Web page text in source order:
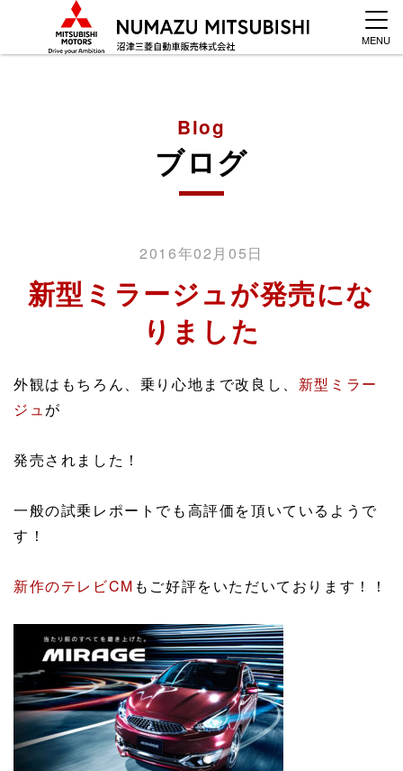
MENU
Blog
ブログ
2016年02月05日
新型ミラージュが発売にな
りました
外観はもちろん、乗り心地まで改良し、 新型ミラー
ジュが
発売されました！
一般の試乗レポートでも高評価を頂いているようで
す！
新作のテレビCM もご好評をいただいております！！